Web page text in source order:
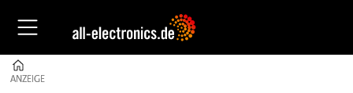
ANZEIGE
ANZEIGE